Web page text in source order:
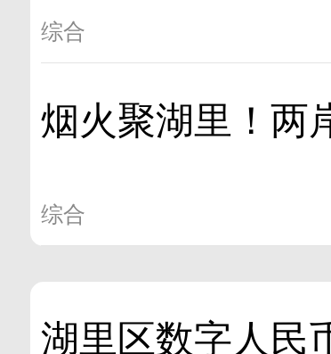
综合
烟火聚湖里！两
综合
湖里区数字人民